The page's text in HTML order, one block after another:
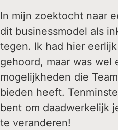
In mijn zoektocht naar
dit businessmodel als
tegen. Ik had hier
gehoord, maar was wel
mogelijkheden die
bieden heeft.
bent om daadwerkelijk
te veranderen!